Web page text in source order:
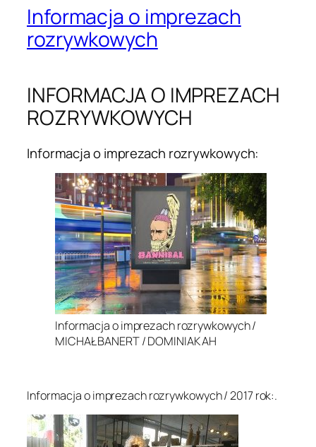
Informacja o imprezach
rozrywkowych
INFORMACJA O IMPREZACH
ROZRYWKOWYCH
Informacja o imprezach rozrywkowych:
Informacja o imprezach rozrywkowych /
MICHAŁ BANERT / DOMINIAK AH
Informacja o imprezach rozrywkowych / 2017 rok:.